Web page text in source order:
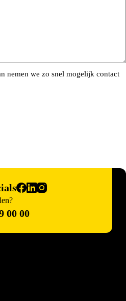
nemen we zo snel mogelijk contact
00 00